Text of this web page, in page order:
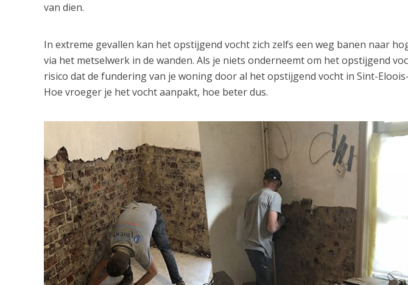
van dien.
In extreme gevallen kan het opstijgend vocht zich zelfs een weg banen naar
via het metselwerk in de wanden. Als je niets onderneemt om het opstijgend
risico dat de fundering van je woning door al het opstijgend vocht in Sint-
Hoe vroeger je het vocht aanpakt, hoe beter dus.